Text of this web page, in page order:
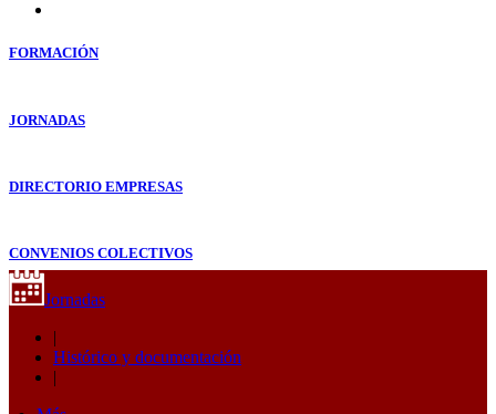
FORMACIÓN
JORNADAS
DIRECTORIO EMPRESAS
CONVENIOS COLECTIVOS
Jornadas
|
Histórico y documentación
|